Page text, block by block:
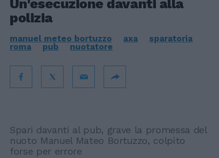
Un'esecuzione davanti alla
polizia
manuel meteo bortuzzo axa
sparatoria
roma
pub nuotatore
Spari davanti al pub, grave la promessa del
nuoto Manuel Mateo Bortuzzo, colpito
forse per errore